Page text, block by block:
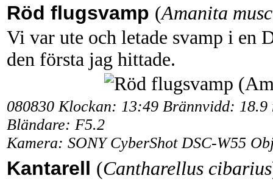
Röd flugsvamp (Amanita
Vi var ute och letade svamp i en
den första jag hittade.
080830 Klockan: 13:49 Brännvidd:
Bländare: F5.2
Kamera: SONY CyberShot DSC-W55
Kantarell (Cantharellus cibarius